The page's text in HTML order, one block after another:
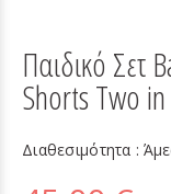
Παιδικό Σετ
Shorts Two
Διαθεσιμότητα :